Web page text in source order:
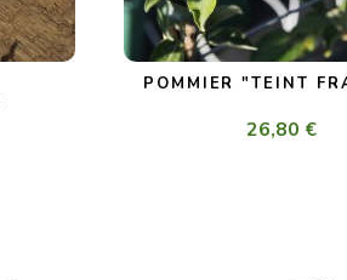
POMMIER "TEINT
26,80 €